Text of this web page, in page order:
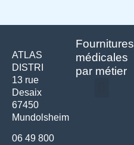
ATLAS
DISTRI
13 rue
Desaix
67450
Mundolsheim
06 49 800
Fournitures
médicales
par métier